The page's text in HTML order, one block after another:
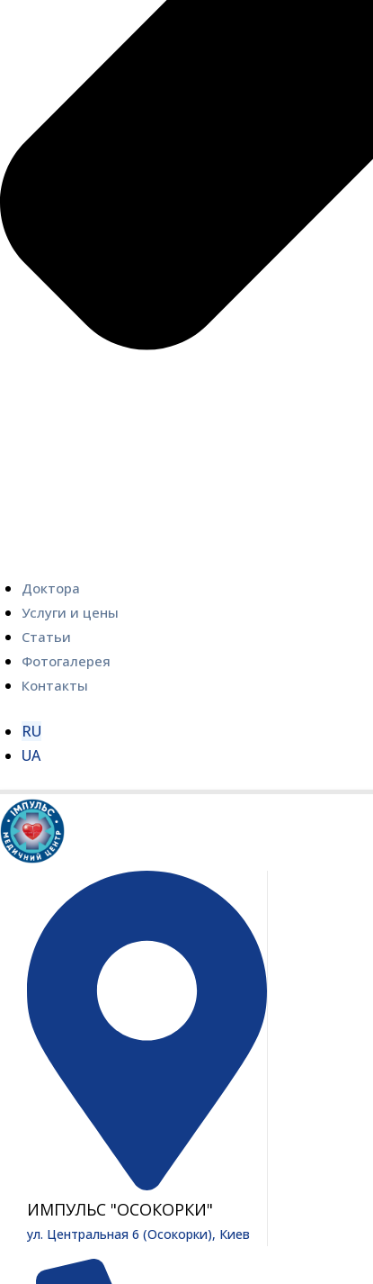
Доктора
Услуги и цены
Статьи
Фотогалерея
Контакты
RU
UA
ИМПУЛЬС "ОСОКОРКИ"
ул. Центральная 6 (Осокорки), Киев